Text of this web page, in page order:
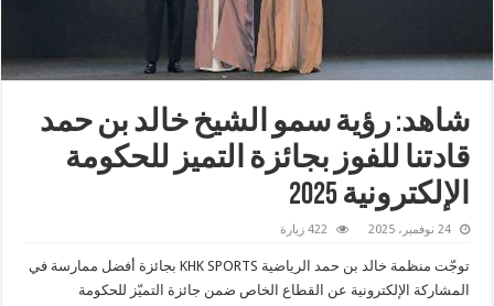
شاهد: رؤية سمو الشيخ خالد بن حمد
قادتنا للفوز بجائزة التميز للحكومة
الإلكترونية 2025
24 نوفمبر، 2025 422 زيارة
توجّت منظمة خالد بن حمد الرياضية KHK SPORTS بجائزة أفضل ممارسة في
المشاركة الإلكترونية عن القطاع الخاص ضمن جائزة التميّز للحكومة